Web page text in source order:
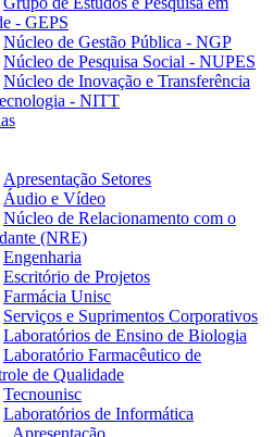
- GEPS
Núcleo de Gestão Pública - NGP
Núcleo de Pesquisa Social - NUPES
Núcleo de Inovação e Transferência
- NITT
Apresentação Setores
Áudio e Vídeo
Núcleo de Relacionamento com o
(NRE)
Engenharia
Escritório de Projetos
Farmácia Unisc
Serviços e Suprimentos Corporativos
Laboratórios de Ensino de Biologia
Laboratório Farmacêutico de
de Qualidade
Tecnounisc
Laboratórios de Informática